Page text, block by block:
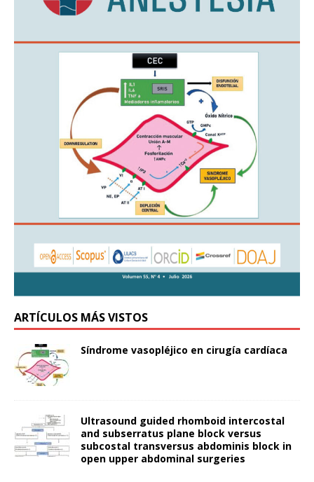
ARTÍCULOS MÁS VISTOS
Síndrome vasopléjico en cirugía cardíaca
Ultrasound guided rhomboid intercostal
and subserratus plane block versus
subcostal transversus abdominis block in
open upper abdominal surgeries